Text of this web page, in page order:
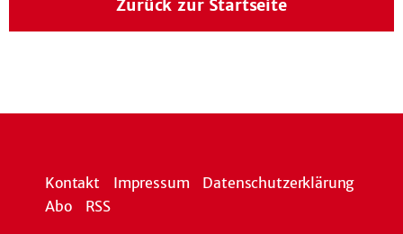
Zurück zur Startseite
Kontakt Impressum
Datenschutzerklärung
Abo
RSS